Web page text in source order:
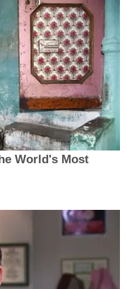
World's Most